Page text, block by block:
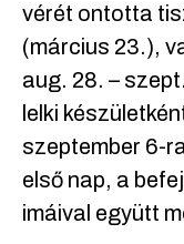
vérét ontotta
(március 23.),
aug. 28. –
lelki
szeptember 6-
első nap, a
imáival együtt